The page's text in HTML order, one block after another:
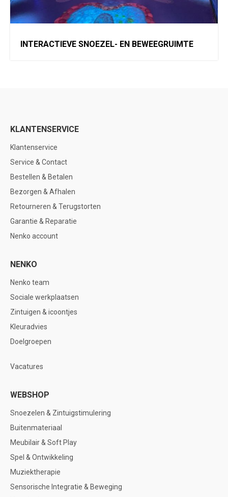
INTERACTIEVE SNOEZEL- EN BEWEEGRUIMTE
KLANTENSERVICE
Klantenservice
Service & Contact
Bestellen & Betalen
Bezorgen & Afhalen
Retourneren & Terugstorten
Garantie & Reparatie
Nenko account
NENKO
Nenko team
Sociale werkplaatsen
Zintuigen & icoontjes
Kleuradvies
Doelgroepen
Vacatures
WEBSHOP
Snoezelen & Zintuigstimulering
Buitenmateriaal
Meubilair & Soft Play
Spel & Ontwikkeling
Muziektherapie
Sensorische Integratie & Beweging